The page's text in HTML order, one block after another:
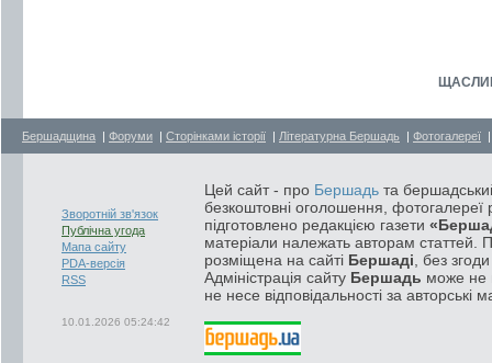
Бершадщина | Форуми | Сторінками історії | Літературна Бершадь | Фотогалереї
Зворотній зв'язок
Публічна угода
Мапа сайту
PDA-версія
RSS
10.01.2026 05:24:42
Цей сайт - про Бершадь та
безкоштовні оголошення, фотогалереї
підготовлено редакцією газети
матеріали належать авторам статтей.
розміщена на сайті Бершаді , без
Адміністрація сайту Бершадь може не
не несе відповідальності за авторські